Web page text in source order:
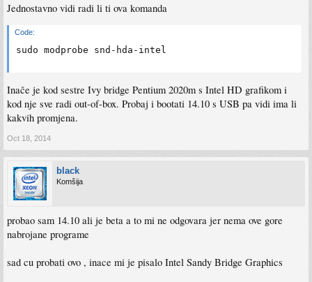
Jednostavno vidi radi li ti ova komanda
Code:
sudo modprobe snd-hda-intel
Inače je kod sestre Ivy bridge Pentium 2020m s Intel HD grafikom i
kod nje sve radi out-of-box. Probaj i bootati 14.10 s USB pa vidi ima li
kakvih promjena.
Oct 18, 2014
black
Komšija
probao sam 14.10 ali je beta a to mi ne odgovara jer nema ove gore
nabrojane programe
sad cu probati ovo , inace mi je pisalo Intel Sandy Bridge Graphics